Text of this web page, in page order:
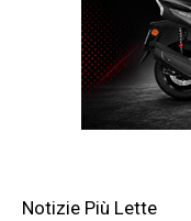
Notizie Più Lette